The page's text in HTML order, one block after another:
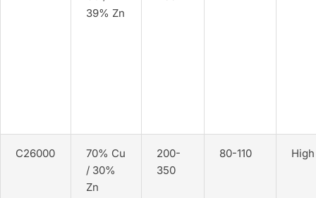
39% Zn
C26000
70% Cu
/ 30%
Zn
200-
350
80-110 High